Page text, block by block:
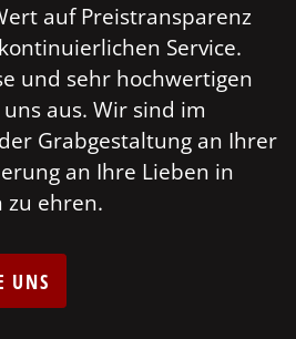
auf Preistransparenz
Service.
und sehr hochwertigen
aus. Wir sind im
Grabgestaltung an Ihrer
an Ihre Lieben in
zu ehren.
UNS